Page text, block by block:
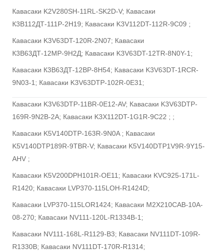
Кавасаки K2V280SH-11RL-SK2D-V; Кавасаки
К3В112ДТ-111Р-2Н19; Кавасаки K3V112DT-112R-9C09 ;
Кавасаки K3V63DT-120R-2N07; Кавасаки
К3В63ДТ-12МР-9Н2Д; Кавасаки K3V63DT-12TR-8N0Y-1;
Кавасаки К3В63ДТ-12ВР-8Н54; Кавасаки K3V63DT-1RCR-
9N03-1; Кавасаки K3V63DTP-102R-0E31;
Кавасаки K3V63DTP-11BR-0E12-AV; Кавасаки K3V63DTP-
169R-9N2B-2A; Кавасаки K3X112DT-1G1R-9C22 ; ;
Кавасаки K5V140DTP-163R-9N0A ; Кавасаки
K5V140DTP189R-9TBR-V; Кавасаки K5V140DTP1V9R-9Y15-
AHV ;
Кавасаки K5V200DPH101R-OE11; Кавасаки KVC925-171L-
R1420; Кавасаки LVP370-115LOH-R1424D;
Кавасаки LVP370-115LOR1424; Кавасаки M2X210CAB-10A-
08-270; Кавасаки NV111-120L-R1334B-1;
Кавасаки NV111-168L-R1129-B3; Кавасаки NV111DT-109R-
R1330B; Кавасаки NV111DT-170R-R1314;